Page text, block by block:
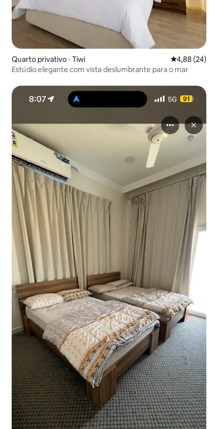
Quarto privativo ⋅ Tiwi 4,88 de uma
4,88 (24)
Estúdio elegante com vista deslumbrante para o mar